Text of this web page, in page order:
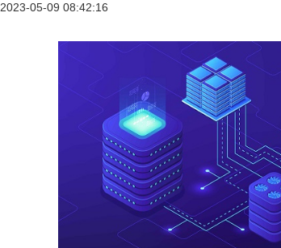
2023-05-09 08:42:16